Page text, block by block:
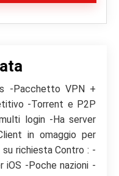
-Pacchetto VPN +
-Torrent e P2P
login -Ha server
in omaggio per
richiesta Contro : -
iOS -Poche nazioni -